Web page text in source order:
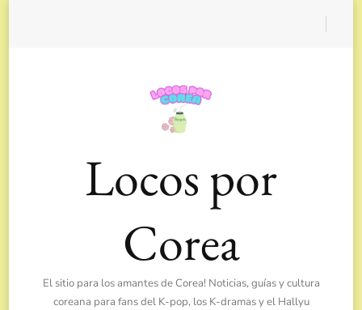
Locos por
Corea
El sitio para los amantes de Corea! Noticias, guías y cultura
coreana para fans del K-pop, los K-dramas y el Hallyu